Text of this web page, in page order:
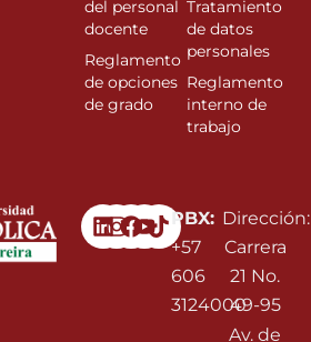
Linkedin
Instagram
Facebook
Youtube
PBX:
+57
606
3124000
Dirección:
Carrera
21 No.
49-95
Av. de
del personal
docente
Reglamento
de opciones
de grado
Tratamiento
de datos
personales
Reglamento
interno de
trabajo